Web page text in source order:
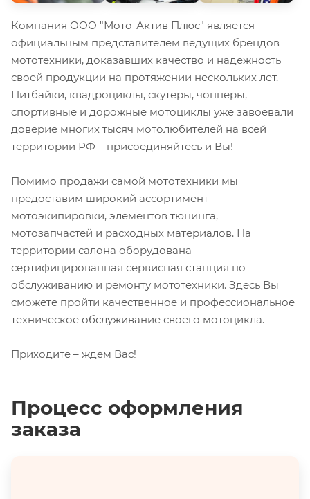
Компания ООО "Мото-Актив Плюс" является
официальным представителем ведущих брендов
мототехники, доказавших качество и надежность
своей продукции на протяжении нескольких лет.
Питбайки, квадроциклы, скутеры, чопперы,
спортивные и дорожные мотоциклы уже завоевали
доверие многих тысяч мотолюбителей на всей
территории РФ – присоединяйтесь и Вы!
Помимо продажи самой мототехники мы
предоставим широкий ассортимент
мотоэкипировки, элементов тюнинга,
мотозапчастей и расходных материалов. На
территории салона оборудована
сертифицированная сервисная станция по
обслуживанию и ремонту мототехники. Здесь Вы
сможете пройти качественное и профессиональное
техническое обслуживание своего мотоцикла.
Приходите – ждем Вас!
Процесс оформления
заказа